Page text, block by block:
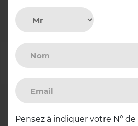
Pensez à indiquer votre N°